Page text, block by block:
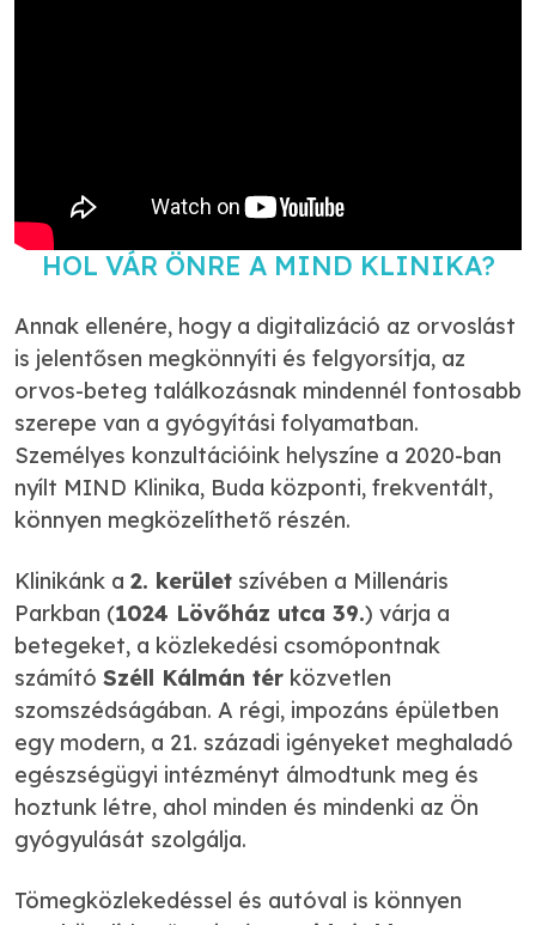
HOL VÁR ÖNRE A MIND KLINIKA?
Annak ellenére, hogy a digitalizáció az orvoslást
is jelentősen megkönnyíti és felgyorsítja, az
orvos-beteg találkozásnak mindennél fontosabb
szerepe van a gyógyítási folyamatban.
Személyes konzultációink helyszíne a 2020-ban
nyílt MIND Klinika, Buda központi, frekventált,
könnyen megközelíthető részén.
Klinikánk a 2. kerület szívében a Millenáris
Parkban (1024 Lövőház utca 39.) várja a
betegeket, a közlekedési csomópontnak
számító Széll Kálmán tér közvetlen
szomszédságában. A régi, impozáns épületben
egy modern, a 21. századi igényeket meghaladó
egészségügyi intézményt álmodtunk meg és
hoztunk létre, ahol minden és mindenki az Ön
gyógyulását szolgálja.
Tömegközlekedéssel és autóval is könnyen